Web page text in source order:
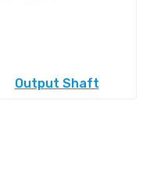
Output Shaft